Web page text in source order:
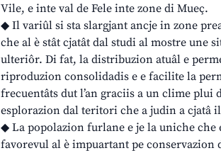
Vile, e inte val de Fele inte zone di Mueç.
◆ Il variûl si sta slargjant ancje in zone
che al è stât cjatât dal studi al mostre une
ulteriôr. Di fat, la distribuzion atuâl e
riproduzion consolidadis e e facilite la
frecuentâts dut l’an graciis a un clime plui
esplorazion dal teritori che a judin a cjatâ
◆ La popolazion furlane e je la uniche
favorevul al è impuartant pe